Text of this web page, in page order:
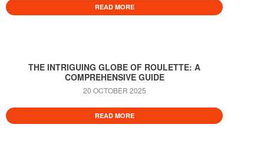
READ MORE
THE INTRIGUING GLOBE OF ROULETTE: A
COMPREHENSIVE GUIDE
20 OCTOBER 2025
READ MORE